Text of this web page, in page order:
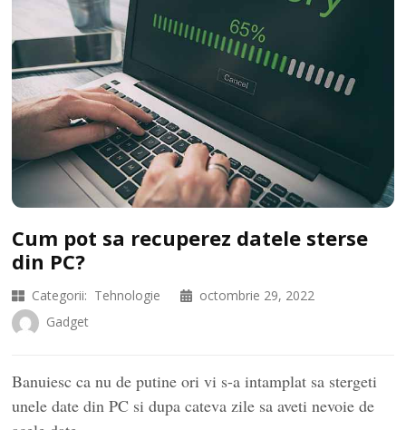
Cum pot sa recuperez datele sterse
din PC?
Categorii: Tehnologie
octombrie 29, 2022
Gadget
Banuiesc ca nu de putine ori vi s-a intamplat sa stergeti
unele date din PC si dupa cateva zile sa aveti nevoie de